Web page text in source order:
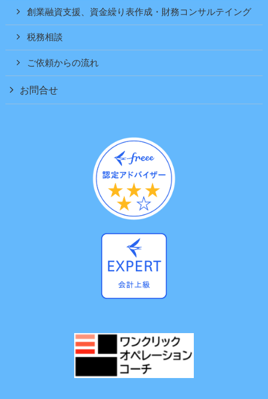
創業融資支援、資金繰り表作成・財務コンサルテイング
税務相談
ご依頼からの流れ
お問合せ